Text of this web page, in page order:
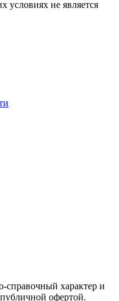
условиях не является
характер и
офертой.